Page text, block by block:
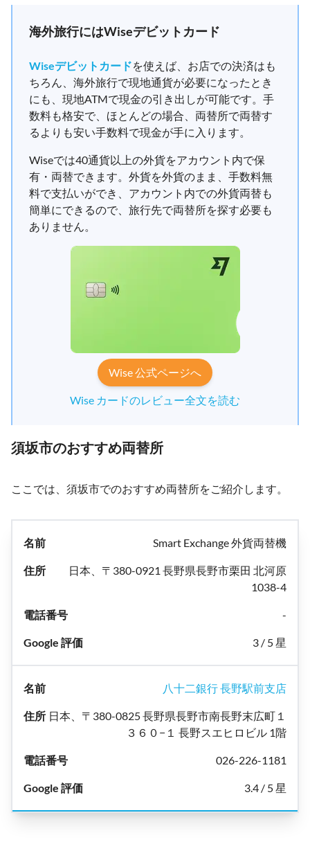
海外旅行にはWiseデビットカード
Wiseデビットカードを使えば、お店での決済はも
ちろん、海外旅行で現地通貨が必要になったとき
にも、現地ATMで現金の引き出しが可能です。手
数料も格安で、ほとんどの場合、両替所で両替す
るよりも安い手数料で現金が手に入ります。
Wiseでは40通貨以上の外貨をアカウント内で保
有・両替できます。外貨を外貨のまま、手数料無
料で支払いができ、アカウント内での外貨両替も
簡単にできるので、旅行先で両替所を探す必要も
ありません。
Wise 公式ページへ
Wise カードのレビュー全文を読む
須坂市のおすすめ両替所
ここでは、須坂市でのおすすめ両替所をご紹介します。
Smart Exchange 外貨両替機
日本、〒380-0921 長野県長野市栗田 北河原
1038-4
-
3 / 5 星
八十二銀行 長野駅前支店
日本、〒380-0825 長野県長野市南長野末広町１
３６０−１ 長野スエヒロビル 1階
026-226-1181
3.4 / 5 星